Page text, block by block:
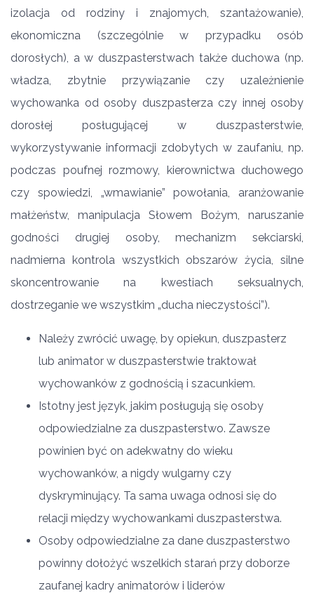
izolacja od rodziny i znajomych, szantażowanie),
ekonomiczna (szczególnie w przypadku osób
dorosłych), a w duszpasterstwach także duchowa (np.
władza, zbytnie przywiązanie czy uzależnienie
wychowanka od osoby duszpasterza czy innej osoby
dorosłej posługującej w duszpasterstwie,
wykorzystywanie informacji zdobytych w zaufaniu, np.
podczas poufnej rozmowy, kierownictwa duchowego
czy spowiedzi, „wmawianie” powołania, aranżowanie
małżeństw, manipulacja Słowem Bożym, naruszanie
godności drugiej osoby, mechanizm sekciarski,
nadmierna kontrola wszystkich obszarów życia, silne
skoncentrowanie na kwestiach seksualnych,
dostrzeganie we wszystkim „ducha nieczystości”).
Należy zwrócić uwagę, by opiekun, duszpasterz
lub animator w duszpasterstwie traktował
wychowanków z godnością i szacunkiem.
Istotny jest język, jakim posługują się osoby
odpowiedzialne za duszpasterstwo. Zawsze
powinien być on adekwatny do wieku
wychowanków, a nigdy wulgarny czy
dyskryminujący. Ta sama uwaga odnosi się do
relacji między wychowankami duszpasterstwa.
Osoby odpowiedzialne za dane duszpasterstwo
powinny dołożyć wszelkich starań przy doborze
zaufanej kadry animatorów i liderów